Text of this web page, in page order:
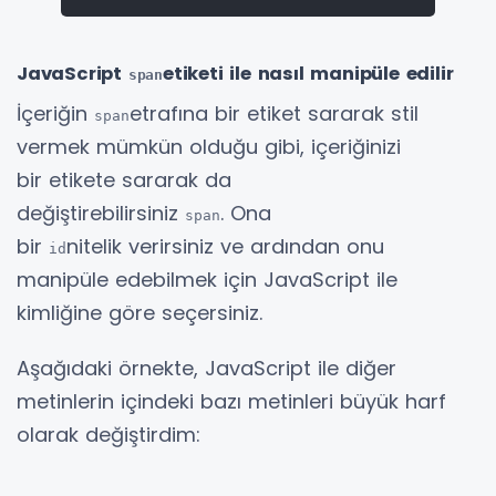
JavaScript spanetiketi ile nasıl manipüle edilir
İçeriğin spanetrafına bir etiket sararak stil
vermek mümkün olduğu gibi, içeriğinizi
bir etikete sararak da
değiştirebilirsiniz span. Ona
bir id nitelik verirsiniz ve ardından onu
manipüle edebilmek için JavaScript ile
kimliğine göre seçersiniz.
Aşağıdaki örnekte, JavaScript ile diğer
metinlerin içindeki bazı metinleri büyük harf
olarak değiştirdim: